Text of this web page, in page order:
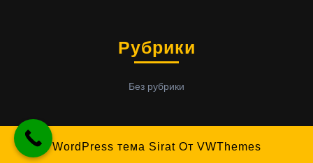
Рубрики
Без рубрики
WordPress тема SiratОт VWThemes